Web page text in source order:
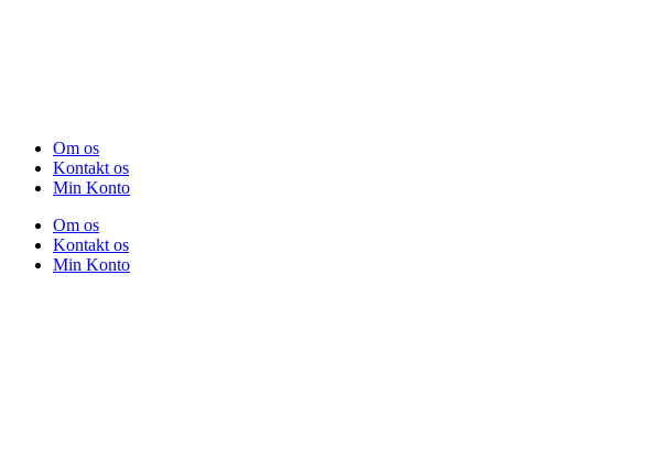
Om os
Kontakt os
Min Konto
Om os
Kontakt os
Min Konto